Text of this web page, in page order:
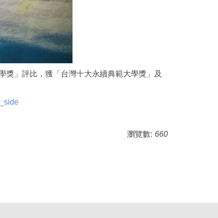
獎」評比，獲「台灣十大永續典範大學獎」及
瀏覽數: 660